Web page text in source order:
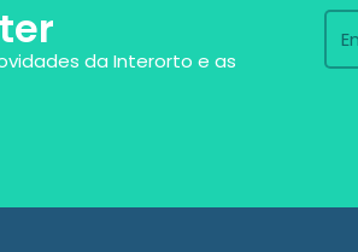
da Interorto e as